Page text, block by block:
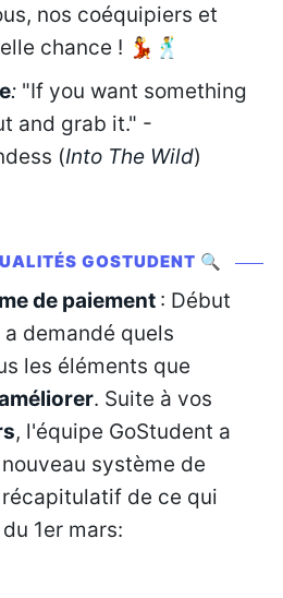
nos coéquipiers et
chance ! 💃🕺
: "If you want something
and grab it." -
(Into The Wild)
GOSTUDENT 🔍
de paiement : Début
demandé quels
les éléments que
. Suite à vos
, l'équipe GoStudent a
système de
de ce qui
1er mars: